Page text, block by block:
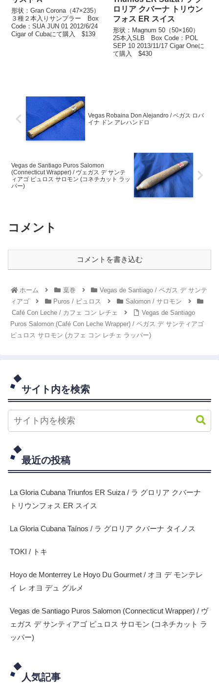
形状：Gran Corona（47×235）
３種２本入りサンプラー Box
Code：SUA JUN 01 2012/6/24
Cigar of Cubaにて購入 $139
ロリア クバーナ トリウン
フォス ER スイス
形状：Magnum 50（50×160）
25本入SLB Box Code：POL
SEP 10 2013/11/17 Cigar Oneに
て購入 $430
Vegas Robaina Don Alejandro / ベガス ロバ
イナ ドン アレハンドロ
Vegas de Santiago Puros Salomon
(Connecticut Wrapper) / ヴェガス デ サンテ
ィアゴ ピュロス サロモン (コネチカット ラッ
パー)
コメント
コメントを書き込む
ホーム 葉巻
Vegas de Santiago / ベガス デ サンテ
ィアゴ
Puros / ピュロス
Salomon / サロモン
Café Con Leche / カフェ コン レチェ
Vegas de Santiago
Puros Salomon (Café Con Leche Wrapper) / ベガス デ サンティアゴ
ピュロス サロモン (カフェ コン レチェ ラッパー)
サイト内を検索
最近の投稿
La Gloria Cubana Triunfos ER Suiza / ラ グロリア クバーナ
トリウンフォス ER スイス
La Gloria Cubana Taínos / ラ グロリア クバーナ タイノス
TOKI / トキ
Hoyo de Monterrey Le Hoyo Du Gourmet / オヨ デ モンテレ
イ レ オヨ デュ グルメ
Vegas de Santiago Puros Salomon (Connecticut Wrapper) / ヴ
ェガス デ サンティアゴ ピュロス サロモン (コネチカット ラ
ッパー)
人気記事